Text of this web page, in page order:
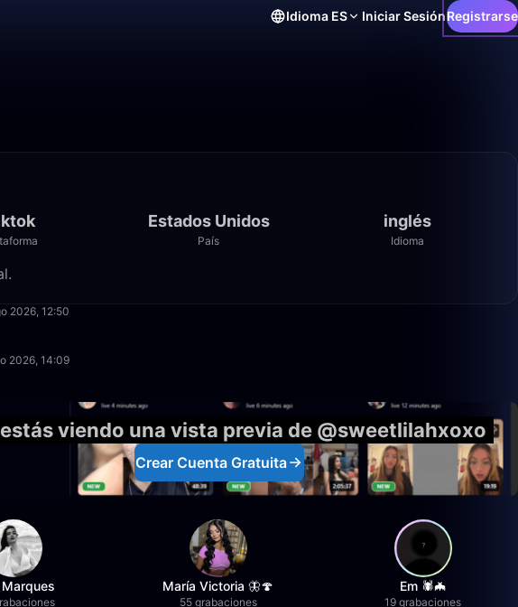
Idioma ES Iniciar SesiónRegistrarse
Estados Unidos
País
inglés
Idioma
2026, 12:50
2026, 14:09
viendo una vista previa de @sweetlilahxoxo
Crear Cuenta Gratuita
María Victoria 🦋🍄
55 grabaciones
Em 🕷️🦇
19 grabaciones